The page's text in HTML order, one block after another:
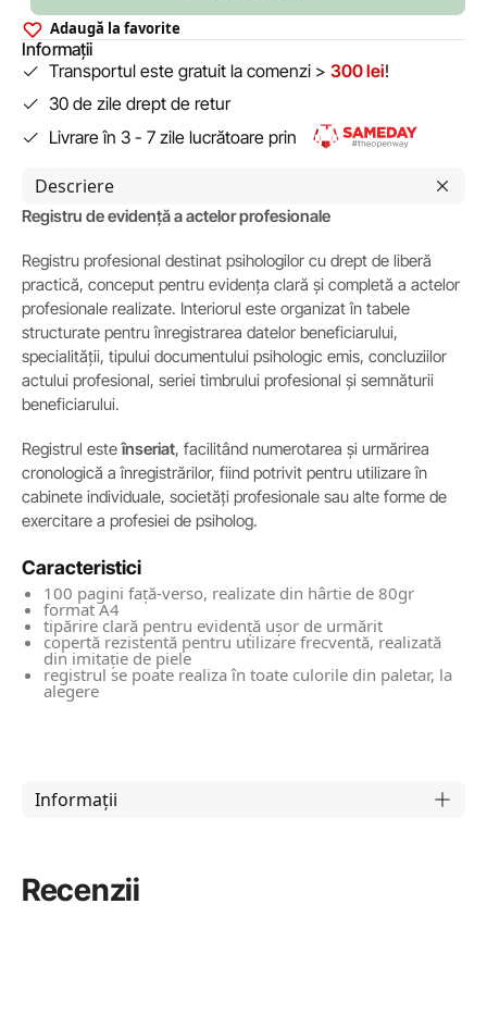
Adaugă la favorite
Informații
Transportul este gratuit la comenzi > 300 lei!
30 de zile drept de retur
Livrare în 3 - 7 zile lucrătoare prin
Descriere
Registru de evidență a actelor profesionale
Registru profesional destinat psihologilor cu drept de liberă
practică, conceput pentru evidența clară și completă a actelor
profesionale realizate. Interiorul este organizat în tabele
structurate pentru înregistrarea datelor beneficiarului,
specialității, tipului documentului psihologic emis, concluziilor
actului profesional, seriei timbrului profesional și semnăturii
beneficiarului.
Registrul esteînseriat, facilitând numerotarea și urmărirea
cronologică a înregistrărilor, fiind potrivit pentru utilizare în
cabinete individuale, societăți profesionale sau alte forme de
exercitare a profesiei de psiholog.
Caracteristici
100 pagini față-verso, realizate din hârtie de 80gr
format A4
tipărire clară pentru evidență ușor de urmărit
copertă rezistentă pentru utilizare frecventă, realizată
din imitație de piele
registrul se poate realiza în toate culorile din paletar, la
alegere
Informații
Recenzii